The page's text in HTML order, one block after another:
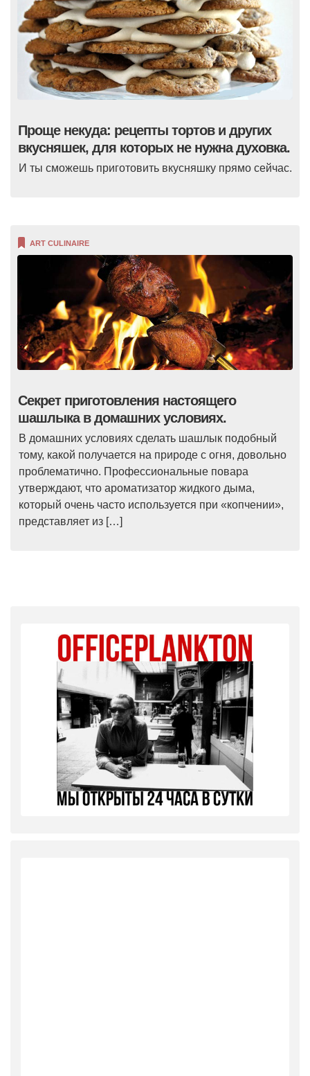
Проще некуда: рецепты тортов и других
вкусняшек, для которых не нужна духовка.
И ты сможешь приготовить вкусняшку прямо сейчас.
ART CULINAIRE
Секрет приготовления настоящего
шашлыка в домашних условиях.
В домашних условиях сделать шашлык подобный
тому, какой получается на природе с огня, довольно
проблематично. Профессиональные повара
утверждают, что ароматизатор жидкого дыма,
который очень часто используется при «копчении»,
представляет из […]